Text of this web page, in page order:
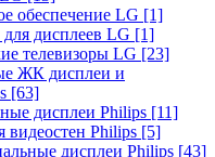
обеспечение LG [1]
дисплеев LG [1]
телевизоры LG [23]
ЖК дисплеи и
[63]
дисплеи Philips [11]
видеостен Philips [5]
дисплеи Philips [43]